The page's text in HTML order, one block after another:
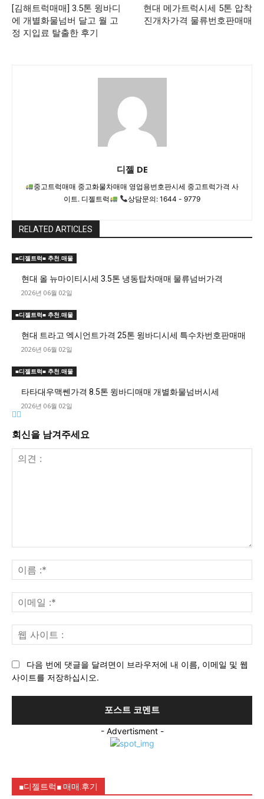
[김해트럭매매] 3.5톤 윙바디
에 개별화물넘버 달고 월 고
정 지입료 탈출한 후기
현대 메가트럭시세 5톤 압착
진개차가격 물류번호판매매
디젤 DE
중고트럭매매 중고화물차매매 영업용번호판시세 중고트럭가격 사
이트. 디젤트럭
상담문의: 1644 - 9779
RELATED ARTICLES
■디젤트럭■ 추천.매물
현대 올 뉴마이티시세 3.5톤 냉동탑차매매 물류넘버가격
2026년 06월 02일
■디젤트럭■ 추천.매물
현대 트라고 엑시언트가격 25톤 윙바디시세 특수차번호판매매
2026년 06월 02일
■디젤트럭■ 추천.매물
타타대우맥쎈가격 8.5톤 윙바디매매 개별화물넘버시세
2026년 06월 02일
회신을 남겨주세요
견
:
름
:*
메
일
사
다음 번에 댓글을 달려면이 브라우저에 내 이름, 이메일 및 웹
사이트를 저장하십시오.
- Advertisment -
■디젤트럭■ 매매.후기